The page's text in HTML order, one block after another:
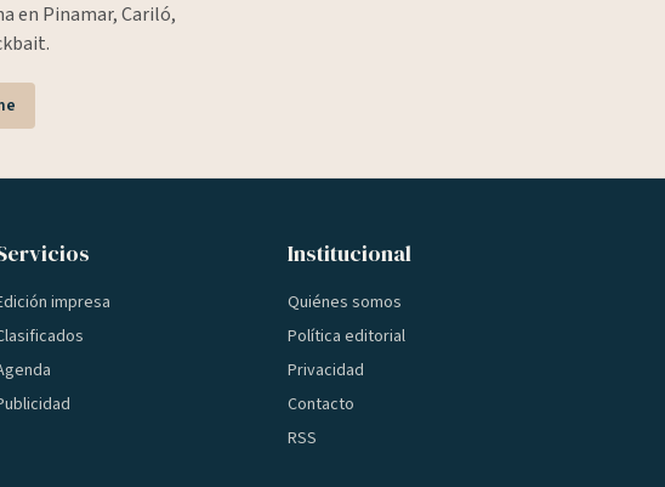
en Pinamar, Cariló,
impresa
Institucional
Quiénes somos
Política editorial
Privacidad
Contacto
RSS